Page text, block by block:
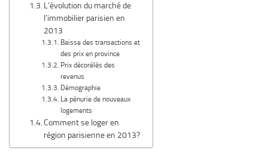
L’évolution du marché de
l’immobilier parisien en
2013
Baisse des transactions et
des prix en province
Prix décorélés des
revenus
Démographie
La pénurie de nouveaux
logements
Comment se loger en
région parisienne en 2013?